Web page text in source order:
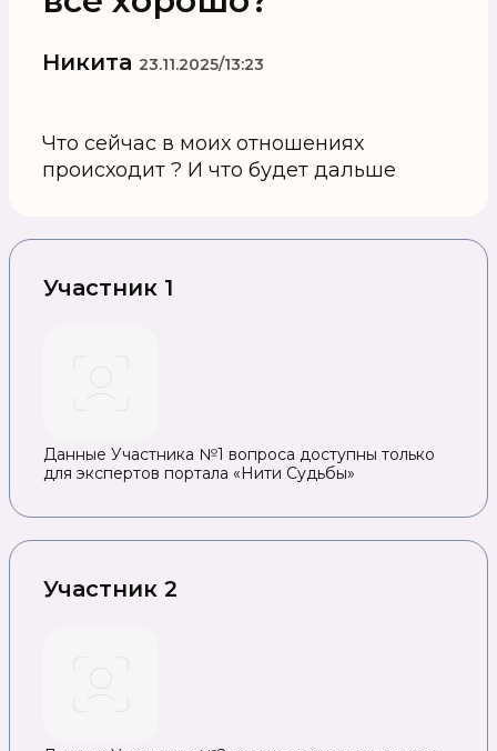
Никита 23.11.2025/13:23
Что сейчас в моих отношениях
происходит ? И что будет дальше
Участник 1
Данные Участника №1 вопроса доступны только
для экспертов портала «Нити Судьбы»
Участник 2